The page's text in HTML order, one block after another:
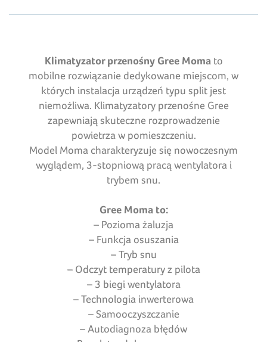
Klimatyzator przenośny Gree Moma to
mobilne rozwiązanie dedykowane miejscom, w
których instalacja urządzeń typu split jest
niemożliwa. Klimatyzatory przenośne Gree
zapewniają skuteczne rozprowadzenie
powietrza w pomieszczeniu.
Model Moma charakteryzuje się nowoczesnym
wyglądem, 3-stopniową pracą wentylatora i
trybem snu.
Gree Moma to:
– Pozioma żaluzja
– Funkcja osuszania
– Tryb snu
– Odczyt temperatury z pilota
– 3 biegi wentylatora
– Technologia inwerterowa
– Samooczyszczanie
– Autodiagnoza błędów